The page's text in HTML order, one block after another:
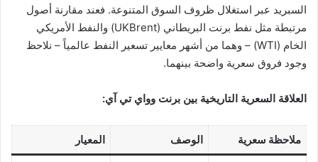
السبريد عبر استغلال ظروف السوق المتنوعة. فعند مقارنة أصول
مرتبطة مثل نفط برنت البريطاني (UKBrent) والنفط الأمريكي
الخام (WTI) – وهما من أشهر معايير تسعير النفط عالمياً – نلاحظ
وجود فروق سعرية واضحة بينهما.
العلاقة السعرية التاريخية بين برنت وواي تي آي:
ملاحظة سعرية الوصف المعيار